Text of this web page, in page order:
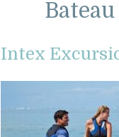
Intex